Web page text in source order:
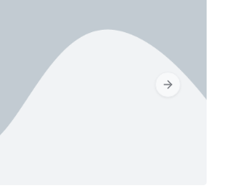
Next slide